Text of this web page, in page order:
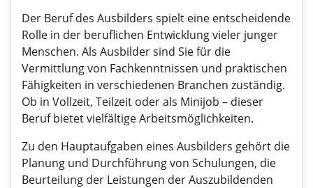
Der Beruf des Ausbilders spielt eine entscheidende
Rolle in der beruflichen Entwicklung vieler junger
Menschen. Als Ausbilder sind Sie für die
Vermittlung von Fachkenntnissen und praktischen
Fähigkeiten in verschiedenen Branchen zuständig.
Ob in Vollzeit, Teilzeit oder als Minijob – dieser
Beruf bietet vielfältige Arbeitsmöglichkeiten.
Zu den Hauptaufgaben eines Ausbilders gehört die
Planung und Durchführung von Schulungen, die
Beurteilung der Leistungen der Auszubildenden